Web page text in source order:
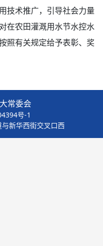
技术推广，引导社会力量
在农田灌溉用水节水控水
照有关规定给予表彰、奖
常委会
号-1
新华西街交叉口西